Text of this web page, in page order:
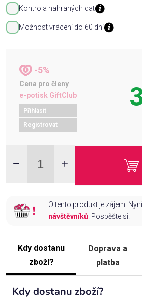
Kontrola nahraných dat
Možnost vrácení do 60 dní
-5%
Cena pro členy
e-potisk GiftClub
Přihlásit
Registrovat
O tento produkt je zájem!
návštěvníků. Pospěšte si!
Kdy dostanu
zboží?
Doprava a
platba
Kdy dostanu zboží?